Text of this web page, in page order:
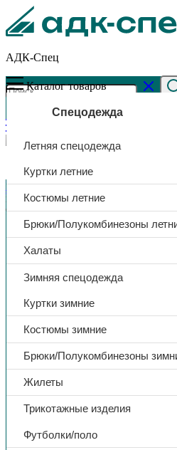
АДК-Спец
0
Каталог товаров
Спецодежда
Летняя спецодежда
Куртки летние
Костюмы летние
Брюки/Полукомбинезоны
Халаты
Зимняя спецодежда
Куртки зимние
Костюмы зимние
Брюки/Полукомбинезоны
Жилеты
Трикотажные изделия
Футболки/поло
Главная страница»Каталог»
нитриловое покрытие, МБС, КЩС,
9105